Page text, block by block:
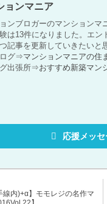
ョンマニア
ンブロガーのマンションマ
は13件になりました。エ
記事を更新していきたいと
グ⇒マンションマニアの住
出張所⇒おすすめ新築マン
応援メッ
線内)+α】モモレジの名作マ